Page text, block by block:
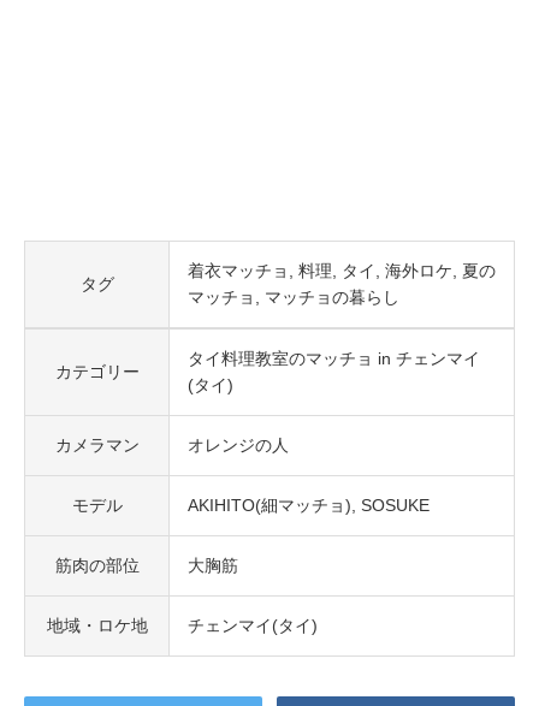
タグ
着衣マッチョ 料理 タイ 海外ロケ
夏の
マッチョ
マッチョの暮らし
カテゴリー
タイ料理教室のマッチョ in チェンマイ
(タイ)
カメラマン オレンジの人
モデル AKIHITO(細マッチョ) SOSUKE
筋肉の部位 大胸筋
地域・ロケ地 チェンマイ(タイ)